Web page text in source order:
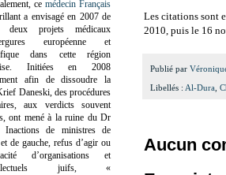
Les citations sont
2010, puis le 16
Publié par
Libellés : Al-Dura,
Aucun
ce médecin Français
a envisagé en 2007 de
deux projets médicaux
européenne et
dans cette région
Initiées en 2008
afin de dissoudre la
Daneski, des procédures
aux verdicts souvent
ont mené à la ruine du Dr
Inactions de ministres de
de gauche, refus d’agir ou
d’organisations et
juifs, «